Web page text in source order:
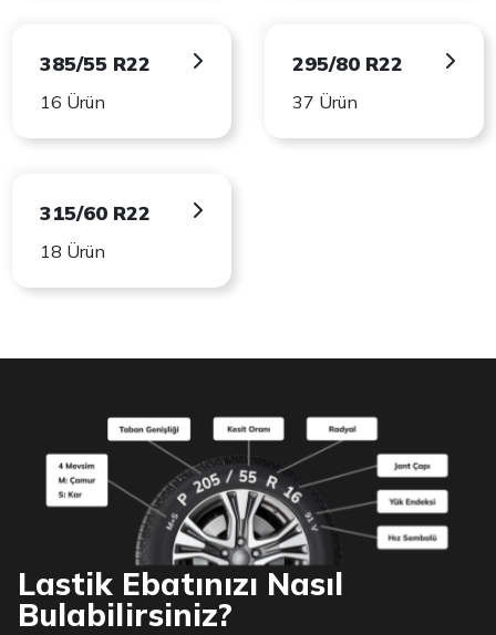
385/55 R22
16 Ürün
295/80 R22
37 Ürün
315/60 R22
18 Ürün
Lastik Ebatınızı Nasıl
Bulabilirsiniz?